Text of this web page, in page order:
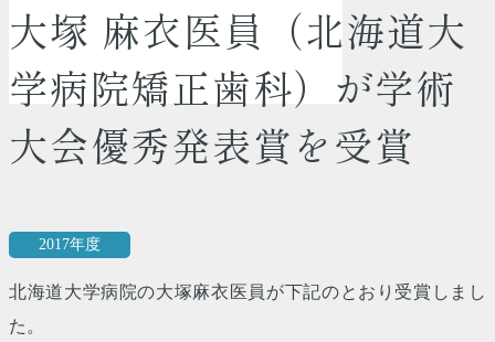
大塚 麻衣医員（北海道大
学病院矯正歯科）が学術
大会優秀発表賞を受賞
2017年度
北海道大学病院の大塚麻衣医員が下記のとおり受賞しまし
た。